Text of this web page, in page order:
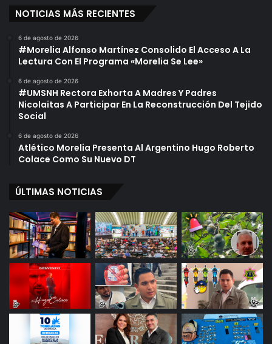
NOTICIAS MÁS RECIENTES
6 de agosto de 2026
#Morelia Alfonso Martínez Consolido El Acceso A La
Lectura Con El Programa «Morelia Se Lee»
6 de agosto de 2026
#UMSNH Rectora Exhorta A Madres Y Padres
Nicolaitas A Participar En La Reconstrucción Del Tejido
Social
6 de agosto de 2026
Atlético Morelia Presenta Al Argentino Hugo Roberto
Colace Como Su Nuevo DT
ÚLTIMAS NOTICIAS